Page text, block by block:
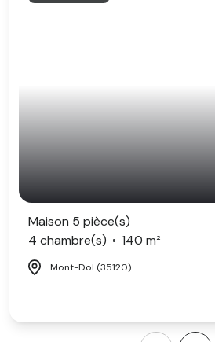
Maison 5 pièce(s)
4 chambre(s)
140 m²
Mont-Dol (35120)